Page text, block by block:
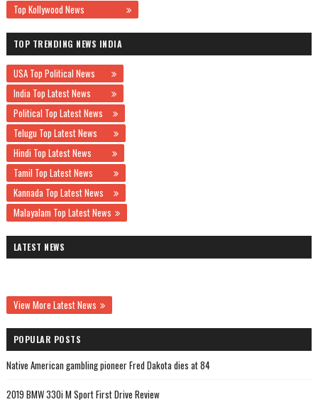
Top Kollywood News
TOP TRENDING NEWS INDIA
USA Top Political News
India Top Latest News
Political Top Latest News
Telugu Top Latest News
Hindi Top Latest News
Tamil Top Latest News
Kannada Top Latest News
Malayalam Top Latest News
LATEST NEWS
View More Latest News
POPULAR POSTS
Native American gambling pioneer Fred Dakota dies at 84
2019 BMW 330i M Sport First Drive Review